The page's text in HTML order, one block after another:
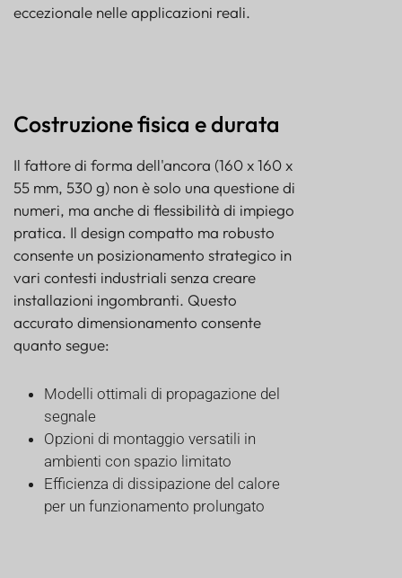
eccezionale nelle applicazioni reali.
Costruzione fisica e durata
Il fattore di forma dell'ancora (160 x 160 x
55 mm, 530 g) non è solo una questione di
numeri, ma anche di flessibilità di impiego
pratica. Il design compatto ma robusto
consente un posizionamento strategico in
vari contesti industriali senza creare
installazioni ingombranti. Questo
accurato dimensionamento consente
quanto segue:
Modelli ottimali di propagazione del
segnale
Opzioni di montaggio versatili in
ambienti con spazio limitato
Efficienza di dissipazione del calore
per un funzionamento prolungato